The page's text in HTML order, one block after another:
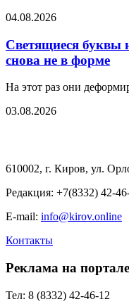
04.08.2026
Светящиеся буквы
снова не в форме
На этот раз они
03.08.2026
610002, г. Киров, ул.
Редакция: +7(8332) 42-
E-mail: info@kirov.online
Контакты
Реклама на
Тел: 8 (8332) 42-46-12